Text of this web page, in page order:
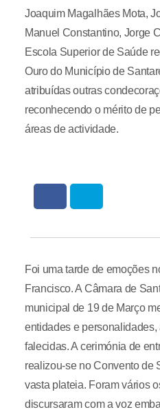
Joaquim Magalhães Mota,
Manuel Constantino, Jorge
Escola Superior de Saúde
Ouro do Município de
atribuídas outras
reconhecendo o mérito de
áreas de actividade.
Foi uma tarde de emoções
Francisco. A Câmara de
municipal de 19 de Março
entidades e
falecidas. A cerimónia de
realizou-se no Convento de
vasta plateia. Foram vários
discursaram com a voz